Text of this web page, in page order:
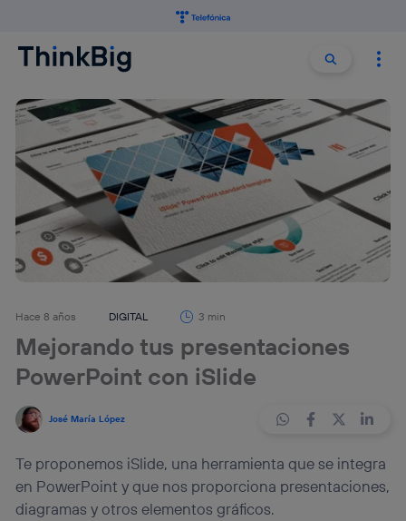
Buscar
Hace 8 años DIGITAL 3 min
Mejorando tus presentaciones
PowerPoint con iSlide
José María López
Te proponemos iSlide, una herramienta que se integra
en PowerPoint y que nos proporciona presentaciones,
diagramas y otros elementos gráficos.